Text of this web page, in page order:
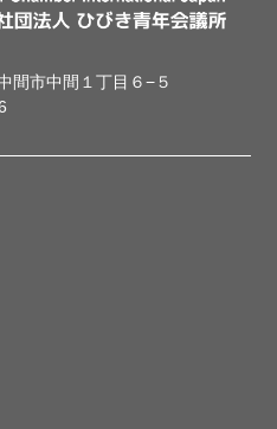
間市中間１丁目６−５